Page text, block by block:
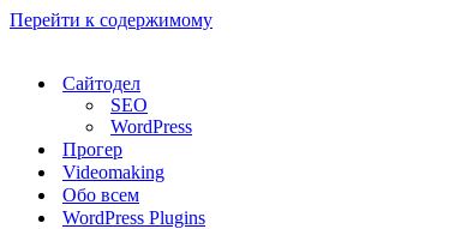
Перейти к содержимому
Сайтодел
SEO
WordPress
Прогер
Videomaking
Обо всем
WordPress Plugins